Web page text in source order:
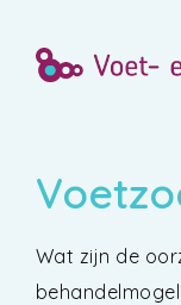
Wat zijn de